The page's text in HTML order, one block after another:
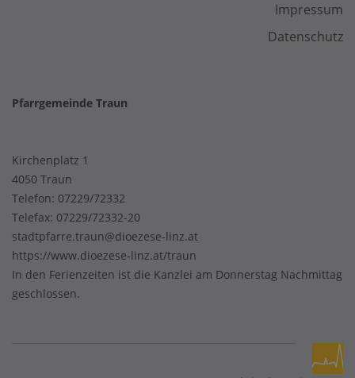
Impressum
Datenschutz
Pfarrgemeinde Traun
Kirchenplatz 1
4050 Traun
Telefon: 07229/72332
Telefax: 07229/72332-20
stadtpfarre.traun@dioezese-linz.at
https://www.dioezese-linz.at/traun
In den Ferienzeiten ist die Kanzlei am Donnerstag Nachmittag
geschlossen.